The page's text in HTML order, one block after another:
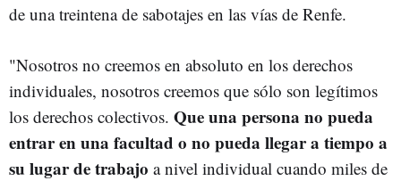
de una treintena de sabotajes en las vías de Renfe.
"Nosotros no creemos en absoluto en los derechos
individuales, nosotros creemos que sólo son legítimos
los derechos colectivos. Que una persona no pueda
entrar en una facultad o no pueda llegar a tiempo a
su lugar de trabajo a nivel individual cuando miles de